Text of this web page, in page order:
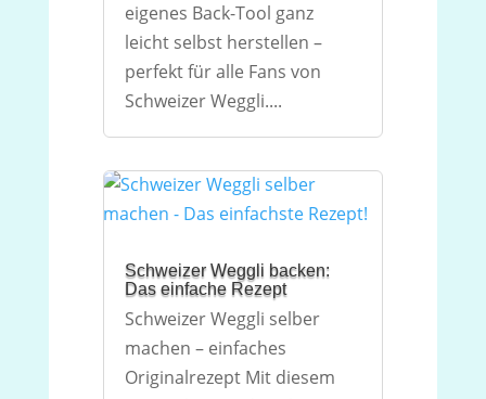
eigenes Back-Tool ganz
leicht selbst herstellen –
perfekt für alle Fans von
Schweizer Weggli....
Schweizer Weggli backen:
Das einfache Rezept
Schweizer Weggli selber
machen – einfaches
Originalrezept Mit diesem